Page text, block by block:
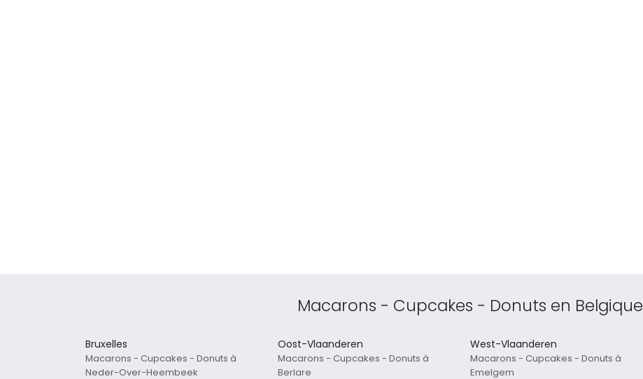
Macarons - Cupcakes - Donuts en Belgique
Bruxelles
Macarons - Cupcakes - Donuts à
Neder-Over-Heembeek
Oost-Vlaanderen
Macarons - Cupcakes - Donuts à
Berlare
West-Vlaanderen
Macarons - Cupcakes - Donuts à
Emelgem